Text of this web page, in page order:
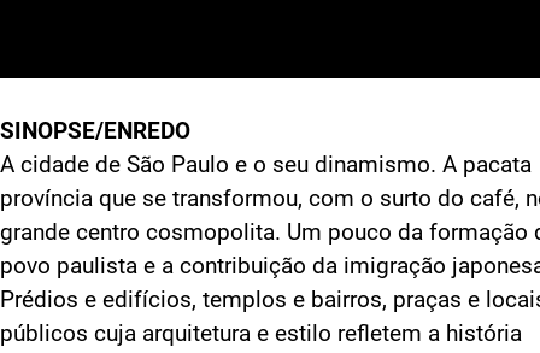
SINOPSE/ENREDO
A cidade de São Paulo e o seu dinamismo. A pacata
província que se transformou, com o surto do café,
grande centro cosmopolita. Um pouco da formação
povo paulista e a contribuição da imigração
Prédios e edifícios, templos e bairros, praças e
públicos cuja arquitetura e estilo refletem a história